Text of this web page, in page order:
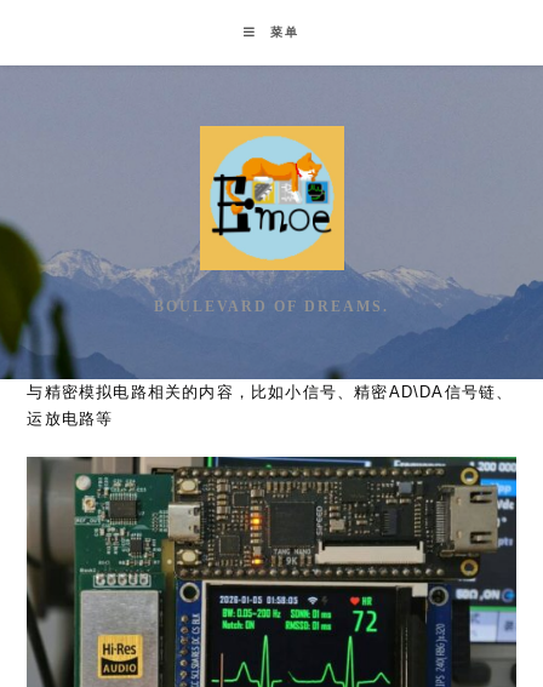
content
菜单
BOULEVARD OF DREAMS.
与精密模拟电路相关的内容，比如小信号、精密AD\DA信号链、
运放电路等